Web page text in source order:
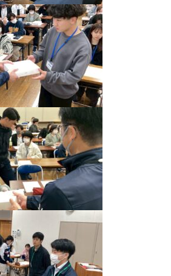
アクセス
Instagram
LINE